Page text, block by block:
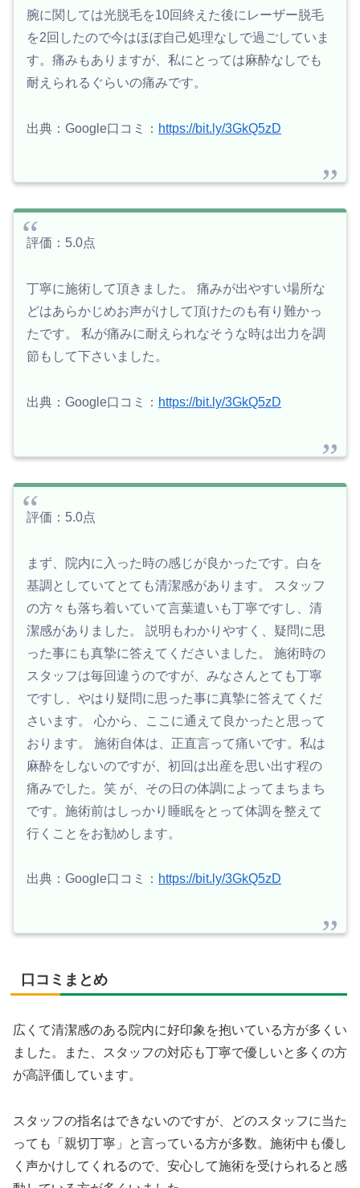
腕に関しては光脱毛を10回終えた後にレーザー脱毛
を2回したので今はほぼ自己処理なしで過ごしていま
す。痛みもありますが、私にとっては麻酔なしでも
耐えられるぐらいの痛みです。
出典：Google口コミ： https://bit.ly/3GkQ5zD
評価：5.0点
丁寧に施術して頂きました。 痛みが出やすい場所な
どはあらかじめお声がけして頂けたのも有り難かっ
たです。 私が痛みに耐えられなそうな時は出力を調
節もして下さいました。
出典：Google口コミ： https://bit.ly/3GkQ5zD
評価：5.0点
まず、院内に入った時の感じが良かったです。白を
基調としていてとても清潔感があります。 スタッフ
の方々も落ち着いていて言葉遣いも丁寧ですし、清
潔感がありました。 説明もわかりやすく、疑問に思
った事にも真摯に答えてくださいました。 施術時の
スタッフは毎回違うのですが、みなさんとても丁寧
ですし、やはり疑問に思った事に真摯に答えてくだ
さいます。 心から、ここに通えて良かったと思って
おります。 施術自体は、正直言って痛いです。私は
麻酔をしないのですが、初回は出産を思い出す程の
痛みでした。笑 が、その日の体調によってまちまち
です。施術前はしっかり睡眠をとって体調を整えて
行くことをお勧めします。
出典：Google口コミ： https://bit.ly/3GkQ5zD
口コミまとめ
広くて清潔感のある院内に好印象を抱いている方が多くい
ました。また、スタッフの対応も丁寧で優しいと多くの方
が高評価しています。
スタッフの指名はできないのですが、どのスタッフに当た
っても「親切丁寧」と言っている方が多数。施術中も優し
く声かけしてくれるので、安心して施術を受けられると感